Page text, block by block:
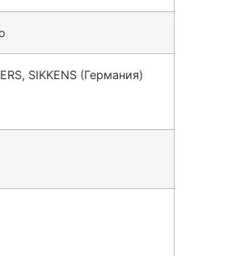
SIKKENS (Германия)